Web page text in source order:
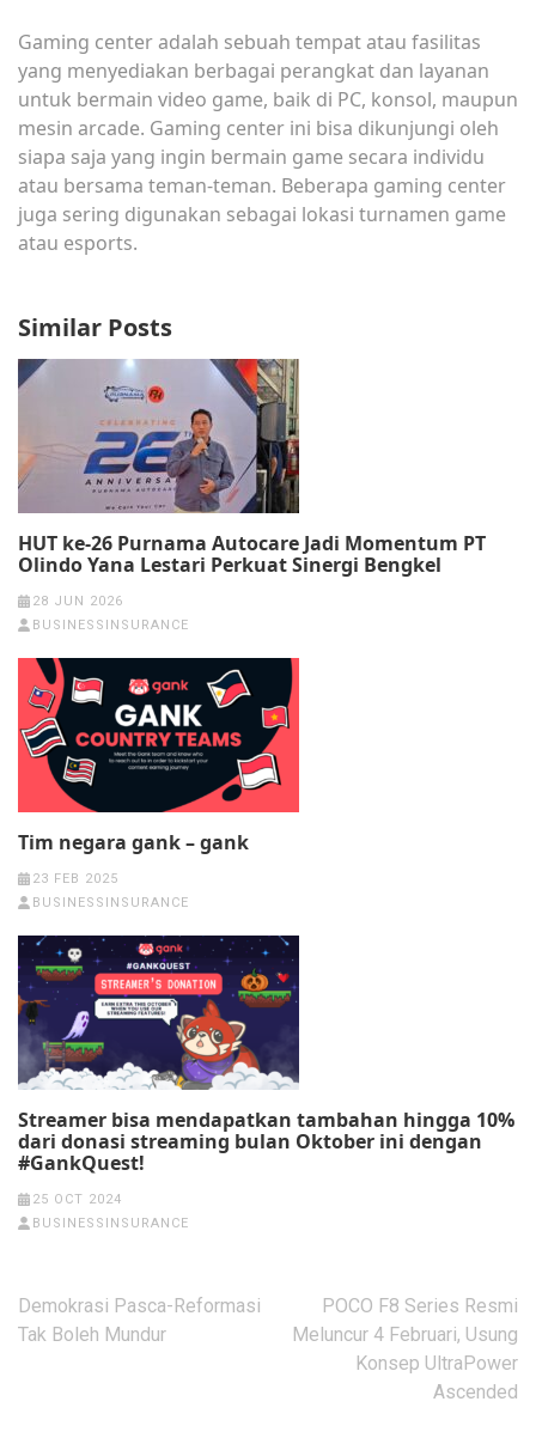
Gaming center adalah sebuah tempat atau fasilitas
yang menyediakan berbagai perangkat dan layanan
untuk bermain video game, baik di PC, konsol, maupun
mesin arcade. Gaming center ini bisa dikunjungi oleh
siapa saja yang ingin bermain game secara individu
atau bersama teman-teman. Beberapa gaming center
juga sering digunakan sebagai lokasi turnamen game
atau esports.
Similar Posts
HUT ke-26 Purnama Autocare Jadi Momentum PT
Olindo Yana Lestari Perkuat Sinergi Bengkel
28 JUN 2026
BUSINESSINSURANCE
Tim negara gank – gank
23 FEB 2025
BUSINESSINSURANCE
Streamer bisa mendapatkan tambahan hingga 10%
dari donasi streaming bulan Oktober ini dengan
#GankQuest!
25 OCT 2024
BUSINESSINSURANCE
Post
navigation
Demokrasi Pasca-Reformasi
Tak Boleh Mundur
POCO F8 Series Resmi
Meluncur 4 Februari, Usung
Konsep UltraPower
Ascended